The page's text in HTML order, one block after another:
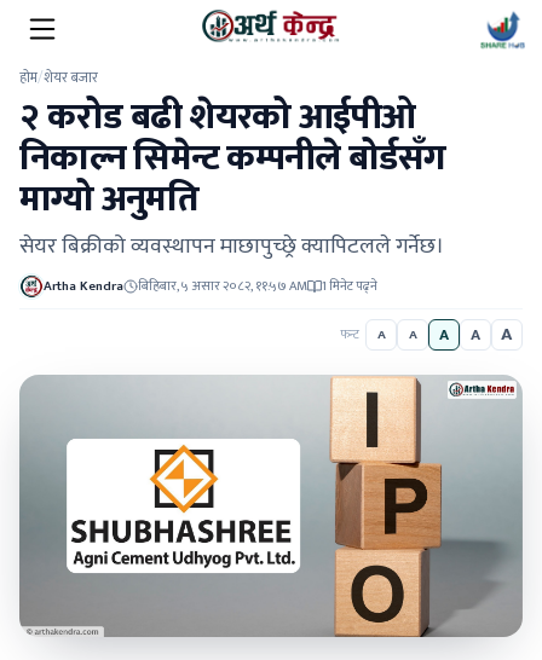
होम/शेयर बजार
२ करोड बढी शेयरको आईपीओ
निकाल्न सिमेन्ट कम्पनीले बोर्डसँग
माग्यो अनुमति
सेयर बिक्रीको व्यवस्थापन माछापुच्छ्रे क्यापिटलले गर्नेछ।
Artha Kendra बिहिबार, ५ असार २०८२, ११:५७ AM 1 मिनेट पढ्ने
फन्ट A A A A A